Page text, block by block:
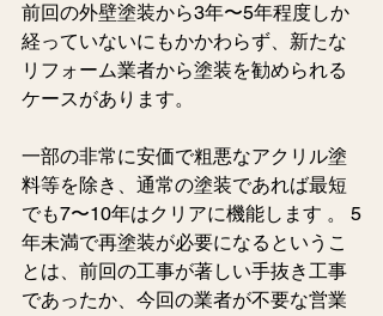
前回の外壁塗装から3年〜5年程度しか
経っていないにもかかわらず、新たな
リフォーム業者から塗装を勧められる
ケースがあります。
一部の非常に安価で粗悪なアクリル塗
料等を除き、通常の塗装であれば最短
でも7〜10年はクリアに機能します 。 5
年未満で再塗装が必要になるというこ
とは、前回の工事が著しい手抜き工事
であったか、今回の業者が不要な営業